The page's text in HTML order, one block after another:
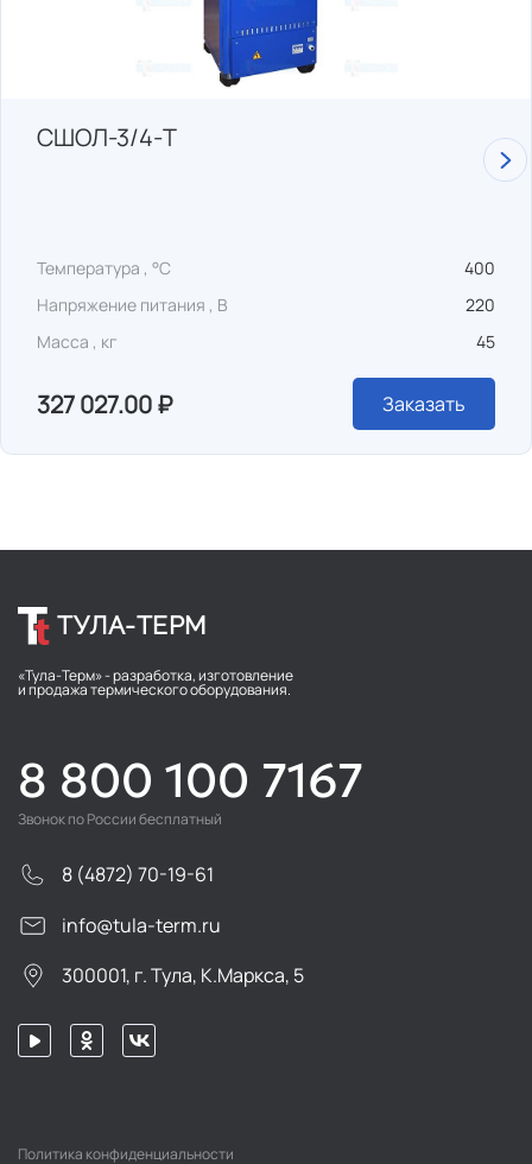
СШОЛ-3/4-Т
Температура , °C
400
Напряжение питания , В
220
Масса , кг
45
327 027.00 ₽ Заказать
ТУЛА-ТЕРМ
«Тула-Терм» - разработка, изготовление
и продажа термического оборудования.
8 800 100 7167
Звонок по России бесплатный
8 (4872) 70-19-61
info@tula-term.ru
300001, г. Тула, К.Маркса, 5
Политика конфиденциальности